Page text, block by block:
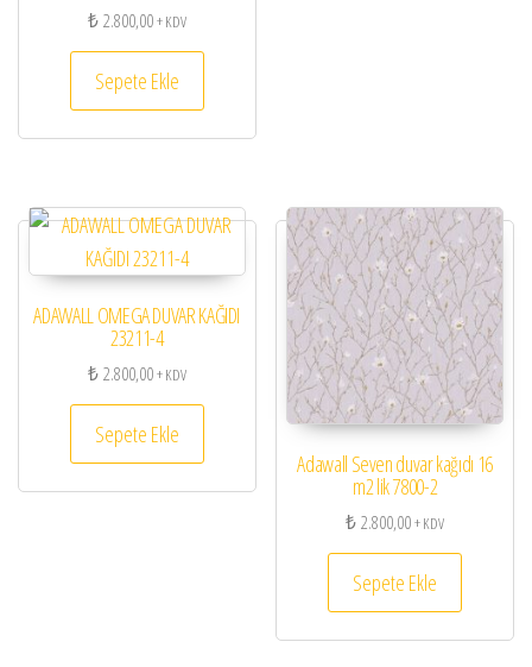
₺2.800,00+ KDV
Sepete Ekle
ADAWALL OMEGA DUVAR KAĞIDI
23211-4
₺2.800,00+ KDV
Sepete Ekle
Adawall Seven duvar kağıdı 16
m2 lik 7800-2
₺2.800,00+ KDV
Sepete Ekle